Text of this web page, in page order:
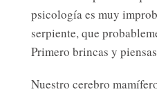
psicología es muy
serpiente, que
Primero brincas y
Nuestro cerebro